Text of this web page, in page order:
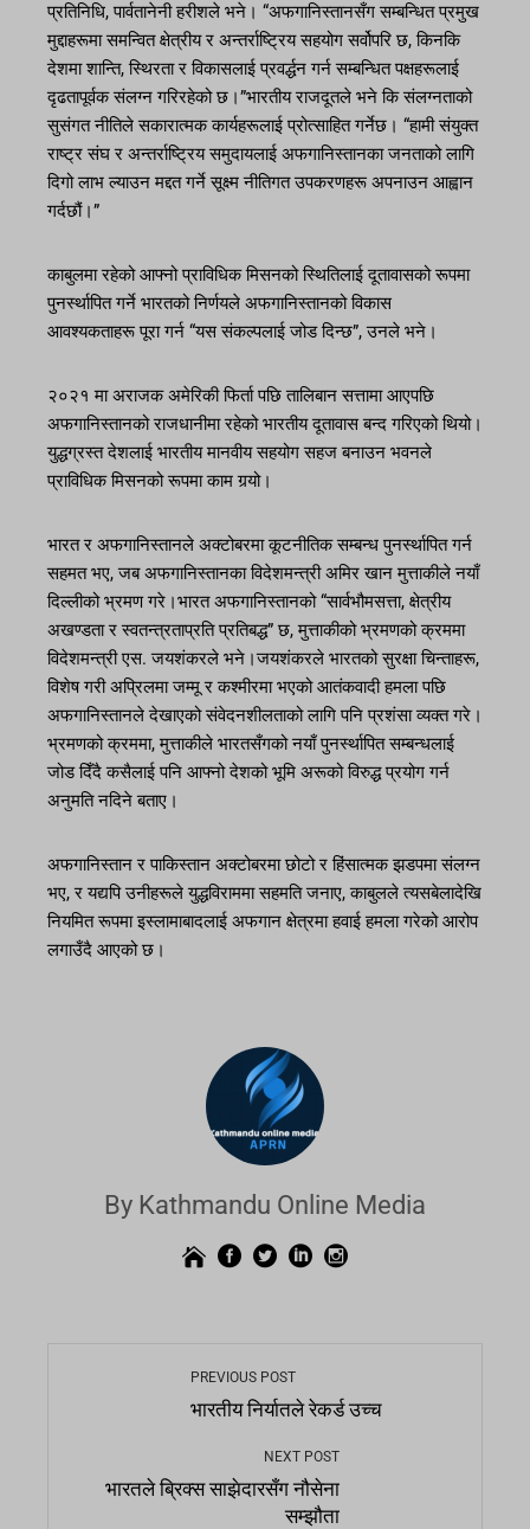
प्रतिनिधि, पार्वतानेनी हरीशले भने। “अफगानिस्तानसँग सम्बन्धित प्रमुख
मुद्दाहरूमा समन्वित क्षेत्रीय र अन्तर्राष्ट्रिय सहयोग सर्वोपरि छ, किनकि
देशमा शान्ति, स्थिरता र विकासलाई प्रवर्द्धन गर्न सम्बन्धित पक्षहरूलाई
दृढतापूर्वक संलग्न गरिरहेको छ।”भारतीय राजदूतले भने कि संलग्नताको
सुसंगत नीतिले सकारात्मक कार्यहरूलाई प्रोत्साहित गर्नेछ। “हामी संयुक्त
राष्ट्र संघ र अन्तर्राष्ट्रिय समुदायलाई अफगानिस्तानका जनताको लागि
दिगो लाभ ल्याउन मद्दत गर्ने सूक्ष्म नीतिगत उपकरणहरू अपनाउन आह्वान
गर्दछौं।”
काबुलमा रहेको आफ्नो प्राविधिक मिसनको स्थितिलाई दूतावासको रूपमा
पुनर्स्थापित गर्ने भारतको निर्णयले अफगानिस्तानको विकास
आवश्यकताहरू पूरा गर्न “यस संकल्पलाई जोड दिन्छ”, उनले भने।
२०२१ मा अराजक अमेरिकी फिर्ता पछि तालिबान सत्तामा आएपछि
अफगानिस्तानको राजधानीमा रहेको भारतीय दूतावास बन्द गरिएको थियो।
युद्धग्रस्त देशलाई भारतीय मानवीय सहयोग सहज बनाउन भवनले
प्राविधिक मिसनको रूपमा काम गर्‍यो।
भारत र अफगानिस्तानले अक्टोबरमा कूटनीतिक सम्बन्ध पुनर्स्थापित गर्न
सहमत भए, जब अफगानिस्तानका विदेशमन्त्री अमिर खान मुत्ताकीले नयाँ
दिल्लीको भ्रमण गरे।भारत अफगानिस्तानको “सार्वभौमसत्ता, क्षेत्रीय
अखण्डता र स्वतन्त्रताप्रति प्रतिबद्ध” छ, मुत्ताकीको भ्रमणको क्रममा
विदेशमन्त्री एस. जयशंकरले भने।जयशंकरले भारतको सुरक्षा चिन्ताहरू,
विशेष गरी अप्रिलमा जम्मू र कश्मीरमा भएको आतंकवादी हमला पछि
अफगानिस्तानले देखाएको संवेदनशीलताको लागि पनि प्रशंसा व्यक्त गरे।
भ्रमणको क्रममा, मुत्ताकीले भारतसँगको नयाँ पुनर्स्थापित सम्बन्धलाई
जोड दिँदै कसैलाई पनि आफ्नो देशको भूमि अरूको विरुद्ध प्रयोग गर्न
अनुमति नदिने बताए।
अफगानिस्तान र पाकिस्तान अक्टोबरमा छोटो र हिंसात्मक झडपमा संलग्न
भए, र यद्यपि उनीहरूले युद्धविराममा सहमति जनाए, काबुलले त्यसबेलादेखि
नियमित रूपमा इस्लामाबादलाई अफगान क्षेत्रमा हवाई हमला गरेको आरोप
लगाउँदै आएको छ।
By Kathmandu Online Media
PREVIOUS POST
भारतीय निर्यातले रेकर्ड उच्च
NEXT POST
भारतले ब्रिक्स साझेदारसँग नौसेना
सम्झौता